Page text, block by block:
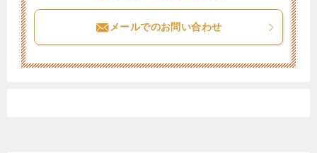
メールでのお問い合わせ